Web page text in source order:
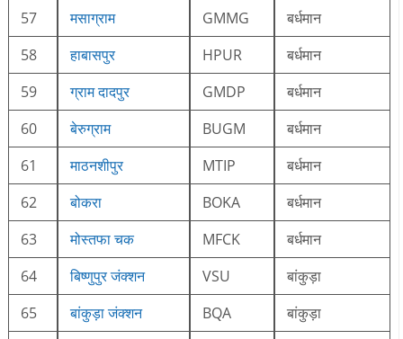
57 मसाग्राम GMMG
बर्धमान
58
हाबासपुर HPUR
बर्धमान
59
ग्राम दादपुर GMDP
बर्धमान
60
बेरुग्राम BUGM
बर्धमान
61
माठनशीपुर MTIP
बर्धमान
62
बोकरा BOKA
बर्धमान
63
मोस्तफा चक MFCK
बर्धमान
64
बिष्णुपुर जंक्शन VSU
बांकुड़ा
65
बांकुड़ा जंक्शन BQA
बांकुड़ा